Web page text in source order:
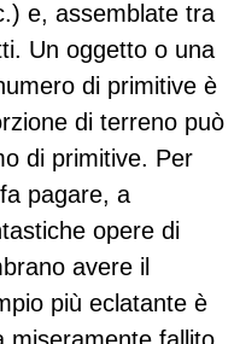
e, assemblate tra
Un oggetto o una
di primitive è
di terreno può
di primitive. Per
pagare, a
opere di
avere il
più eclatante è